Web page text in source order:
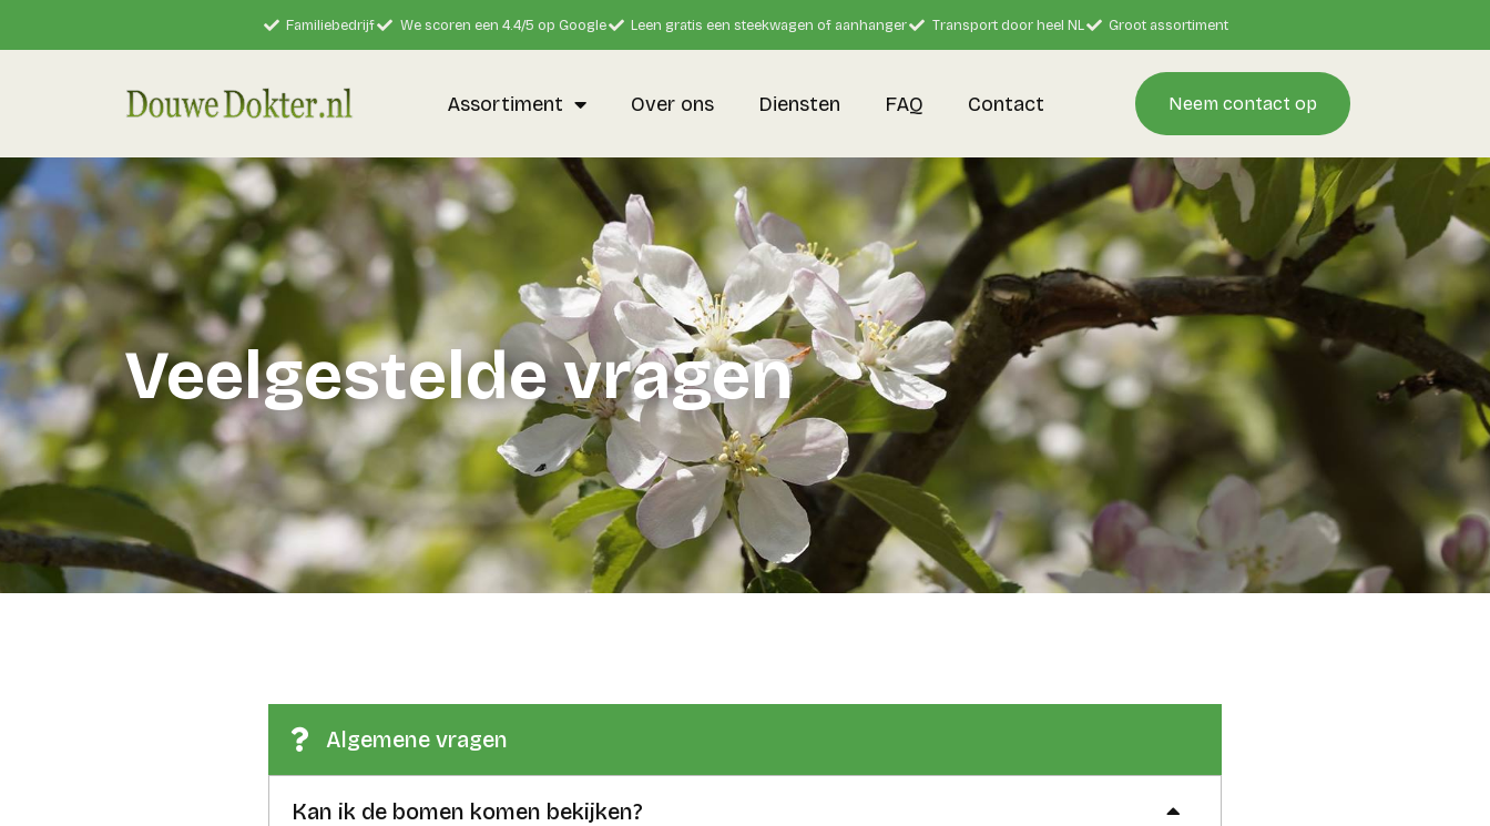
Familiebedrijf We scoren een 4.4/5 op Google Leen gratis een steekwagen of aanhanger Transport door heel NL Groot assortiment
Assortiment Over ons Diensten FAQ Contact Neem contact op
Veelgestelde vragen
Algemene vragen
Kan ik de bomen komen bekijken?